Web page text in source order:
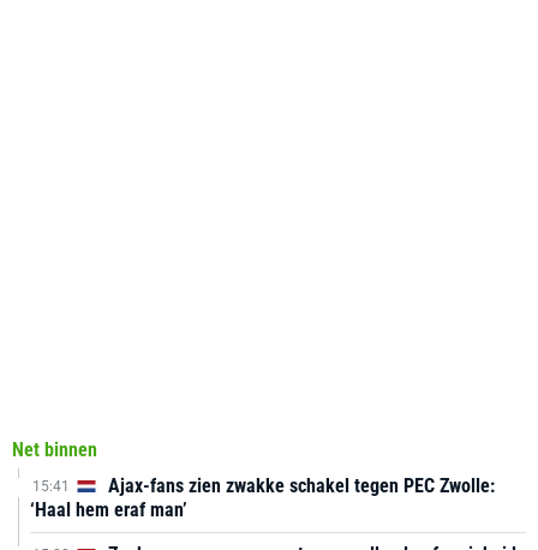
Net binnen
15:41
Ajax-fans zien zwakke schakel tegen PEC Zwolle:
‘Haal hem eraf man’